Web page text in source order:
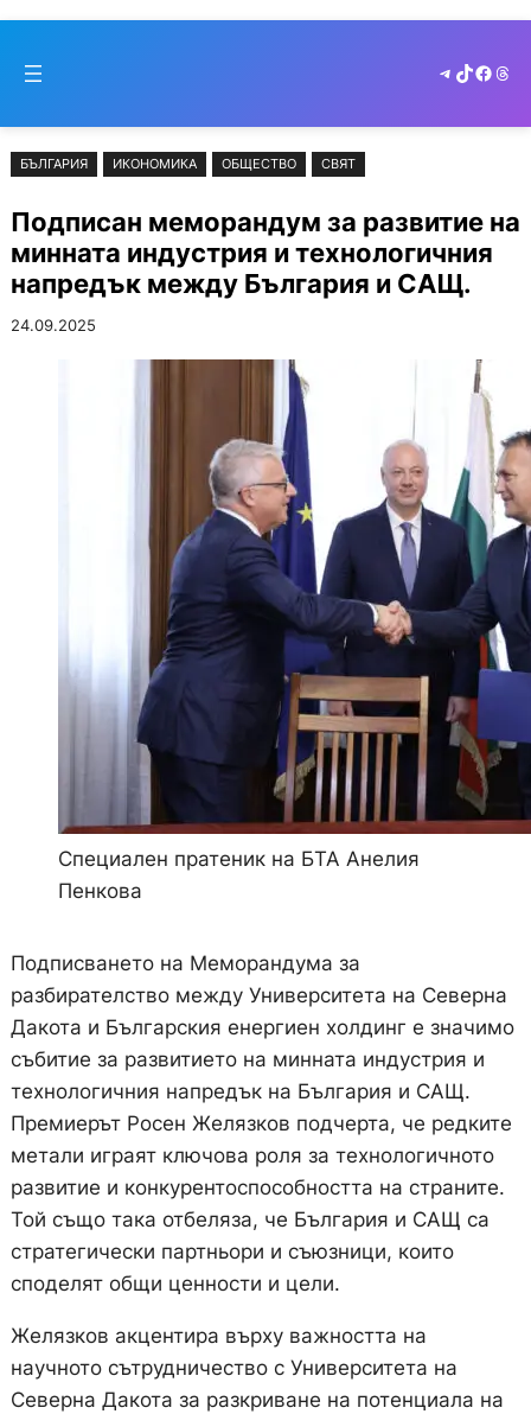
съдържанието
to
Telegram
TikTok
БЪЛГАРИЯ ИКОНОМИКА ОБЩЕСТВО СВЯТ
Подписан меморандум за развитие на
минната индустрия и технологичния
напредък между България и САЩ.
24.09.2025
Специален пратеник на БТА Анелия
Пенкова
Подписването на Меморандума за
разбирателство между Университета на Северна
Дакота и Българския енергиен холдинг е значимо
събитие за развитието на минната индустрия и
технологичния напредък на България и САЩ.
Премиерът Росен Желязков подчерта, че редките
метали играят ключова роля за технологичното
развитие и конкурентоспособността на страните.
Той също така отбеляза, че България и САЩ са
стратегически партньори и съюзници, които
споделят общи ценности и цели.
Желязков акцентира върху важността на
научното сътрудничество с Университета на
Северна Дакота за разкриване на потенциала на